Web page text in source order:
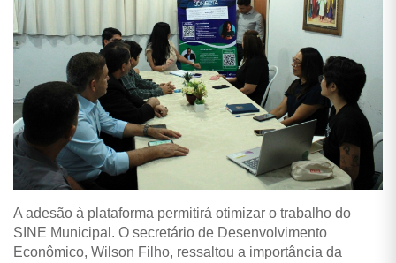
A adesão à plataforma permitirá otimizar o trabalho do
SINE Municipal. O secretário de Desenvolvimento
Econômico, Wilson Filho, ressaltou a importância da